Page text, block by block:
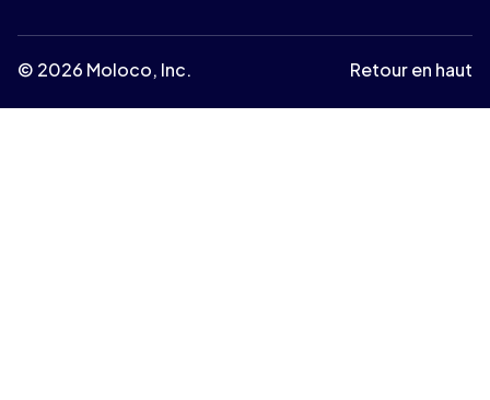
© 2026 Moloco, Inc. Retour en haut